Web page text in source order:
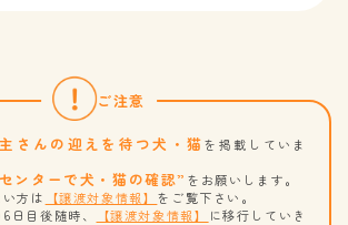
ご注意
さんの迎えを待つ犬・猫を掲載していま
ンターで犬・猫の確認” をお願いします。
方は
【譲渡対象情報】 をご覧下さい。
目後随時、
【譲渡対象情報】
に移行していき